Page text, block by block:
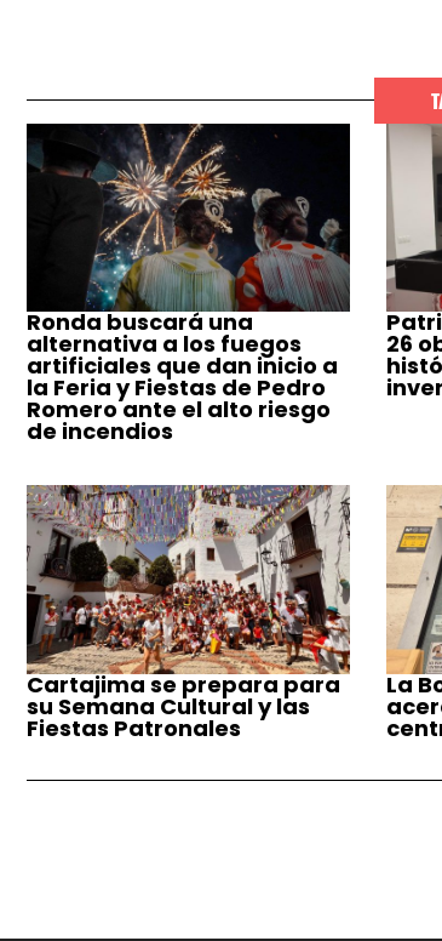
Ronda buscará una
alternativa a los fuegos
artificiales que dan inicio a
la Feria y Fiestas de Pedro
Romero ante el alto riesgo
de incendios
26
Cartajima se prepara para
su Semana Cultural y las
Fiestas Patronales
La